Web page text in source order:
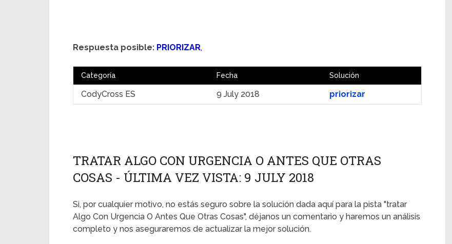
Respuesta posible: PRIORIZAR,
Categoría Fecha Solución
CodyCross ES 9 July 2018 priorizar
TRATAR ALGO CON URGENCIA O ANTES QUE OTRAS
COSAS - ÚLTIMA VEZ VISTA: 9 JULY 2018
Si, por cualquier motivo, no estás seguro sobre la solución dada aquí para la pista "tratar
Algo Con Urgencia O Antes Que Otras Cosas", déjanos un comentario y haremos un análisis
completo y nos aseguraremos de actualizar la mejor solución.